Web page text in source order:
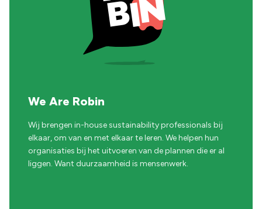
We Are Robin
Wij brengen in-house sustainability professionals bij
elkaar, om van en met elkaar te leren. We helpen hun
organisaties bij het uitvoeren van de plannen die er al
liggen. Want duurzaamheid is mensenwerk.